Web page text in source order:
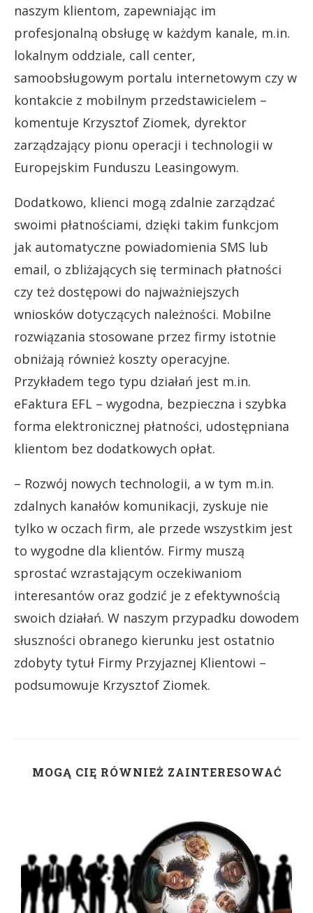
naszym klientom, zapewniając im
profesjonalną obsługę w każdym kanale, m.in.
lokalnym oddziale, call center,
samoobsługowym portalu internetowym czy w
kontakcie z mobilnym przedstawicielem –
komentuje Krzysztof Ziomek, dyrektor
zarządzający pionu operacji i technologii w
Europejskim Funduszu Leasingowym.
Dodatkowo, klienci mogą zdalnie zarządzać
swoimi płatnościami, dzięki takim funkcjom
jak automatyczne powiadomienia SMS lub
email, o zbliżających się terminach płatności
czy też dostępowi do najważniejszych
wniosków dotyczących należności. Mobilne
rozwiązania stosowane przez firmy istotnie
obniżają również koszty operacyjne.
Przykładem tego typu działań jest m.in.
eFaktura EFL – wygodna, bezpieczna i szybka
forma elektronicznej płatności, udostępniana
klientom bez dodatkowych opłat.
– Rozwój nowych technologii, a w tym m.in.
zdalnych kanałów komunikacji, zyskuje nie
tylko w oczach firm, ale przede wszystkim jest
to wygodne dla klientów. Firmy muszą
sprostać wzrastającym oczekiwaniom
interesantów oraz godzić je z efektywnością
swoich działań. W naszym przypadku dowodem
słuszności obranego kierunku jest ostatnio
zdobyty tytuł Firmy Przyjaznej Klientowi –
podsumowuje Krzysztof Ziomek.
MOGĄ CIĘ RÓWNIEŻ ZAINTERESOWAĆ